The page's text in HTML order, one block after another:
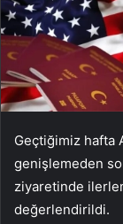
Geçtiğimiz hafta
genişlemeden
ziyaretinde
değerlendirildi.